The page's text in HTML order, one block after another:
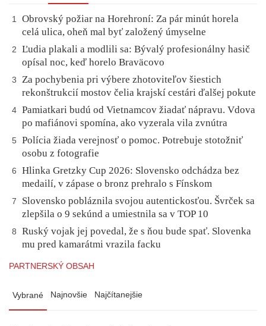
1
Obrovský požiar na Horehroní: Za pár minút horela
celá ulica, oheň mal byť založený úmyselne
2
Ľudia plakali a modlili sa: Bývalý profesionálny hasič
opísal noc, keď horelo Braväcovo
3
Za pochybenia pri výbere zhotoviteľov šiestich
rekonštrukcií mostov čelia krajskí cestári ďalšej pokute
4 Pamiatkari budú od Vietnamcov žiadať nápravu. Vdova
po mafiánovi spomína, ako vyzerala vila zvnútra
5
Polícia žiada verejnosť o pomoc. Potrebuje stotožniť
osobu z fotografie
6
Hlinka Gretzky Cup 2026: Slovensko odchádza bez
medailí, v zápase o bronz prehralo s Fínskom
7
Slovensko pobláznila svojou autentickosťou. Švrček sa
zlepšila o 9 sekúnd a umiestnila sa v TOP 10
8
Ruský vojak jej povedal, že s ňou bude spať. Slovenka
mu pred kamarátmi vrazila facku
PARTNERSKÝ OBSAH
Vybrané Najnovšie Najčítanejšie